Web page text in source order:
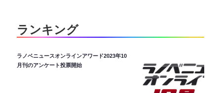
ランキング
ラノベニュースオンラインアワード2023年10
月刊のアンケート投票開始